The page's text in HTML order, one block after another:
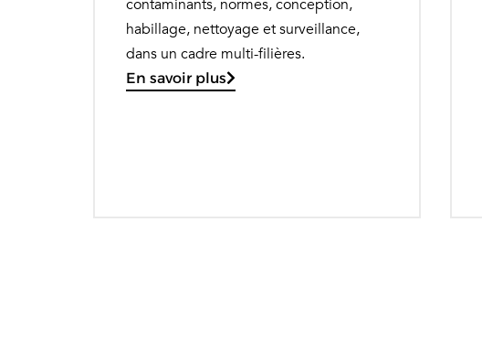
contaminants, normes, conception,
habillage, nettoyage et surveillance,
dans un cadre multi-filières.
En savoir plus